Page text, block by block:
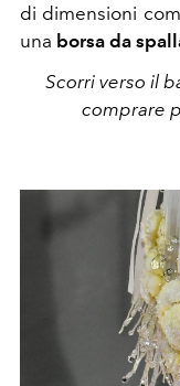
di dimensioni
una borsa da
Scorri verso il
comprare